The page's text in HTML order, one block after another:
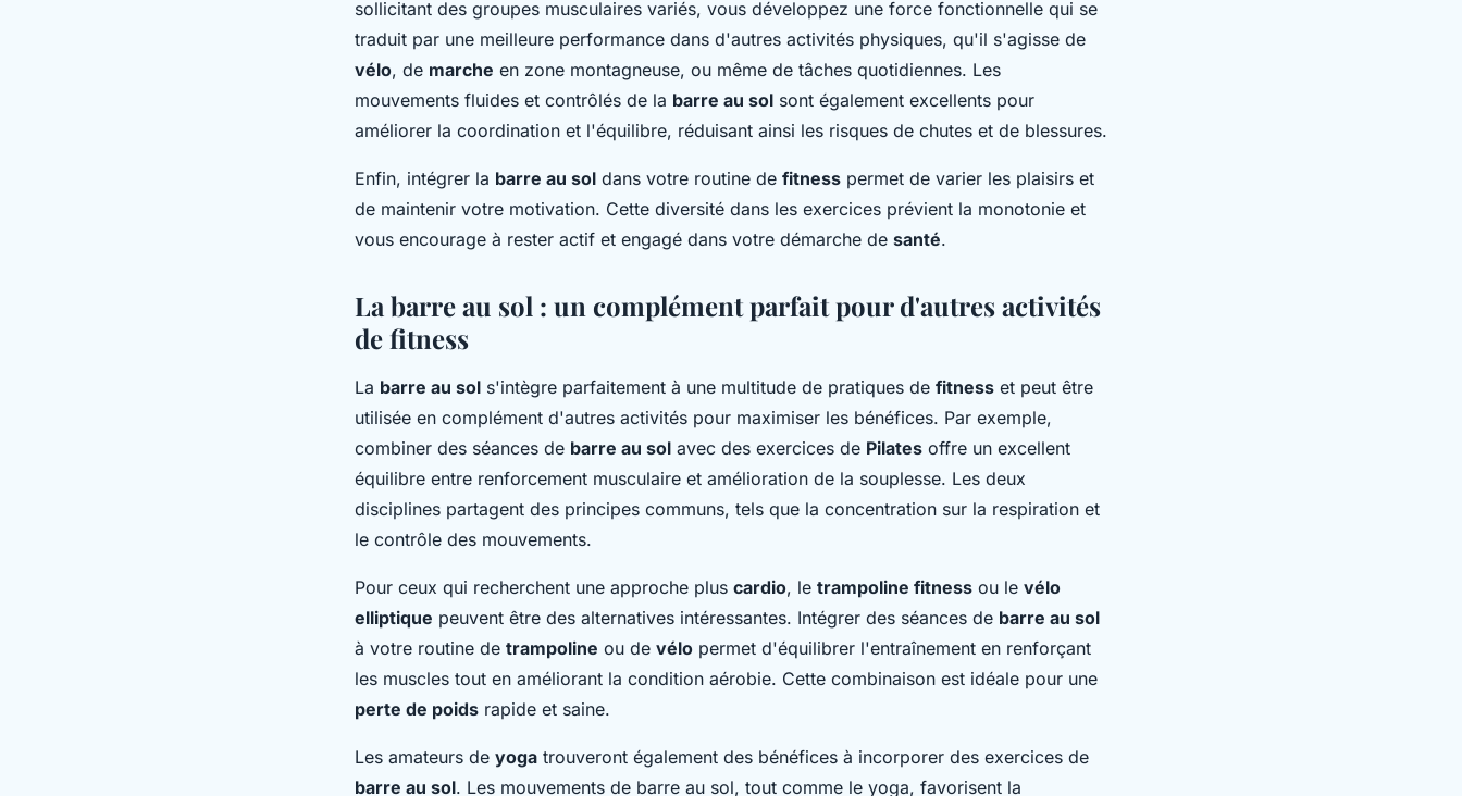
sollicitant des groupes musculaires variés, vous développez une force fonctionnelle qui se
traduit par une meilleure performance dans d'autres activités physiques, qu'il s'agisse de
vélo, de marche en zone montagneuse, ou même de tâches quotidiennes. Les
mouvements fluides et contrôlés de la barre au sol sont également excellents pour
améliorer la coordination et l'équilibre, réduisant ainsi les risques de chutes et de blessures.
Enfin, intégrer la barre au sol dans votre routine de fitness permet de varier les plaisirs et
de maintenir votre motivation. Cette diversité dans les exercices prévient la monotonie et
vous encourage à rester actif et engagé dans votre démarche de santé.
La barre au sol : un complément parfait pour d'autres activités
de fitness
La barre au sol s'intègre parfaitement à une multitude de pratiques de fitness et peut être
utilisée en complément d'autres activités pour maximiser les bénéfices. Par exemple,
combiner des séances de barre au sol avec des exercices de Pilates offre un excellent
équilibre entre renforcement musculaire et amélioration de la souplesse. Les deux
disciplines partagent des principes communs, tels que la concentration sur la respiration et
le contrôle des mouvements.
Pour ceux qui recherchent une approche plus cardio, le trampoline fitness ou le vélo
elliptique peuvent être des alternatives intéressantes. Intégrer des séances de barre au sol
à votre routine de trampoline ou de vélo permet d'équilibrer l'entraînement en renforçant
les muscles tout en améliorant la condition aérobie. Cette combinaison est idéale pour une
perte de poids rapide et saine.
Les amateurs de yoga trouveront également des bénéfices à incorporer des exercices de
barre au sol. Les mouvements de barre au sol, tout comme le yoga, favorisent la